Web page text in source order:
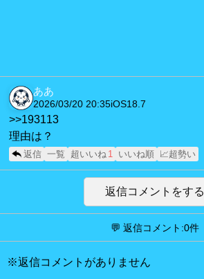
ああ
2026/03/20 20:35iOS18.7
>>193113
理由は？
返信 一覧 超いいね 1 いいね順 📈超勢い
返信コメントをする
💬 返信コメント:0件
※返信コメントがありません